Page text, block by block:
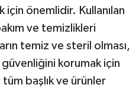
önemlidir. Kullanılan
ve temizlikleri
temiz ve steril olması,
güvenliğini korumak için
tüm başlık ve ürünler